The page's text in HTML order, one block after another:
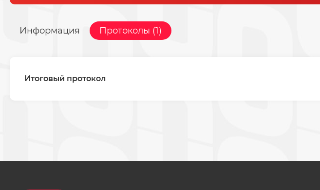
Информация Протоколы (1)
Итоговый протокол